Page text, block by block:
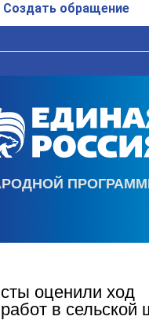
Создать обращение
ПРОГРАММЕ
оценили ход
в сельской